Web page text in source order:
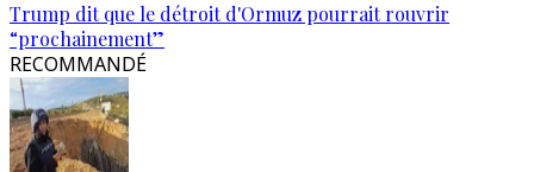
Trump dit que le détroit d'Ormuz pourrait rouvrir
“prochainement”
RECOMMANDÉ